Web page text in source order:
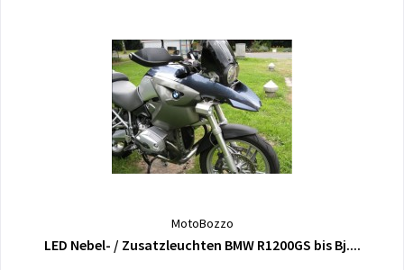
MotoBozzo
LED Nebel- / Zusatzleuchten BMW R1200GS bis Bj....